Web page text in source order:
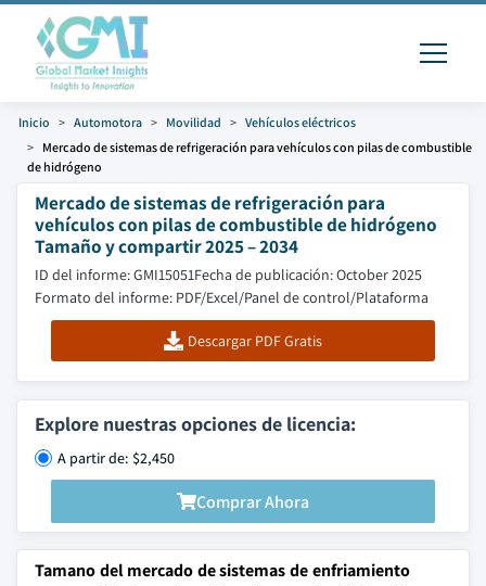
Inicio Automotora Movilidad
Vehículos eléctricos
Mercado de sistemas de refrigeración para vehículos con pilas de combustible
de hidrógeno
Mercado de sistemas de refrigeración para
vehículos con pilas de combustible de hidrógeno
Tamaño y compartir 2025 – 2034
ID del informe: GMI15051Fecha de publicación: October 2025
Formato del informe: PDF/Excel/Panel de control/Plataforma
Descargar PDF Gratis
Explore nuestras opciones de licencia:
A partir de: $2,450
Comprar Ahora
Tamano del mercado de sistemas de enfriamiento